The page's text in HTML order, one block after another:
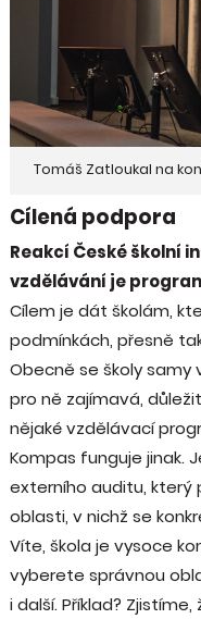
Tomáš Zatloukal na
Cílená podpora
Reakcí České školní
vzdělávání je
Cílem je dát školám,
podmínkách, přesně
Obecně se školy
pro ně zajímavá,
nějaké vzdělávací
Kompas funguje jinak.
externího auditu, který
oblasti, v nichž se
Víte, škola je vysoce
vyberete správnou
i další. Příklad?